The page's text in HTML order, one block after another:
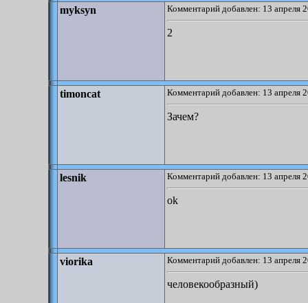
myksyn Комментарий добавлен: 13 апреля
2
timoncat Комментарий добавлен: 13 апреля
Зачем?
lesnik Комментарий добавлен: 13 апреля
ok
viorika Комментарий добавлен: 13 апреля
человекообразный)